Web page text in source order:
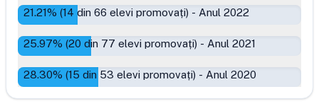
21.21% (14 din 66 elevi promovați) - Anul 2022
25.97% (20 din 77 elevi promovați) - Anul 2021
28.30% (15 din 53 elevi promovați) - Anul 2020